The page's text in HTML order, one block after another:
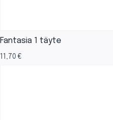
Fantasia 1 täyte
11,70 €